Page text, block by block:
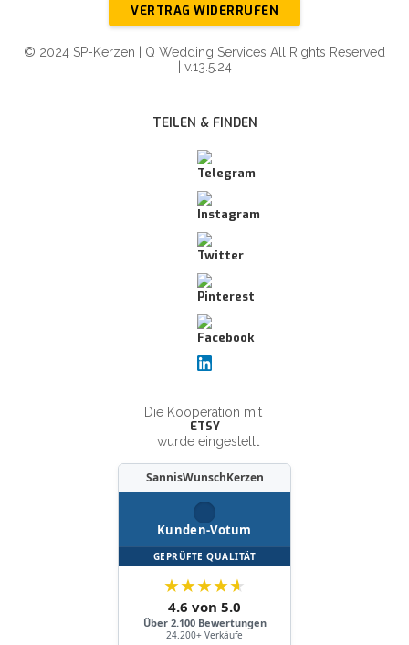
VERTRAG WIDERRUFEN
© 2024 SP-Kerzen | Q Wedding Services All Rights Reserved
| v.13.5.24
TEILEN & FINDEN
Die Kooperation mit
ETSY
wurde eingestellt
SannisWunschKerzen
Kunden-Votum
GEPRÜFTE QUALITÄT
★★★★★
4.6 von 5.0
Über 2.100 Bewertungen
24.200+ Verkäufe